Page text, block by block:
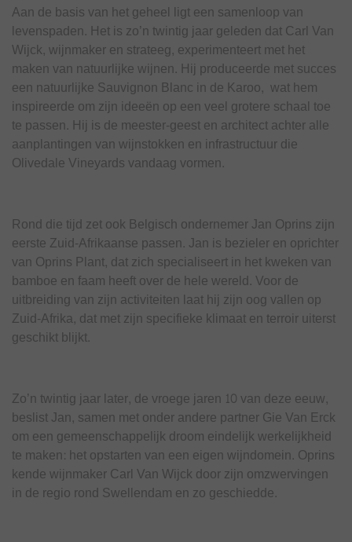
Aan de basis van het geheel ligt een samenloop van
levenspaden. Het is zo’n twintig jaar geleden dat Carl Van
Wijck, wijnmaker en strateeg, experimenteert met het
maken van natuurlijke wijnen. Hij produceerde met succes
een natuurlijke Sauvignon Blanc in de Karoo, wat hem
inspireerde om zijn ideeën op een veel grotere schaal toe
te passen. Hij is de meester-geest en architect achter alle
aanplantingen van wijnstokken en infrastructuur die
Olivedale Vineyards vandaag vormen.
Rond die tijd zet ook Belgisch ondernemer Jan Oprins zijn
eerste Zuid-Afrikaanse passen. Jan is bezieler en oprichter
van Oprins Plant, dat zich specialiseert in het kweken van
bamboe en faam heeft over de hele wereld. Voor de
uitbreiding van zijn activiteiten laat hij zijn oog vallen op
Zuid-Afrika, dat met zijn specifieke klimaat en terroir uiterst
geschikt blijkt.
Zo’n twintig jaar later, de vroege jaren 10 van deze eeuw,
beslist Jan, samen met onder andere partner Gie Van Erck
om een gemeenschappelijk droom eindelijk werkelijkheid
te maken: het opstarten van een eigen wijndomein. Oprins
kende wijnmaker Carl Van Wijck door zijn omzwervingen
in de regio rond Swellendam en zo geschiedde.